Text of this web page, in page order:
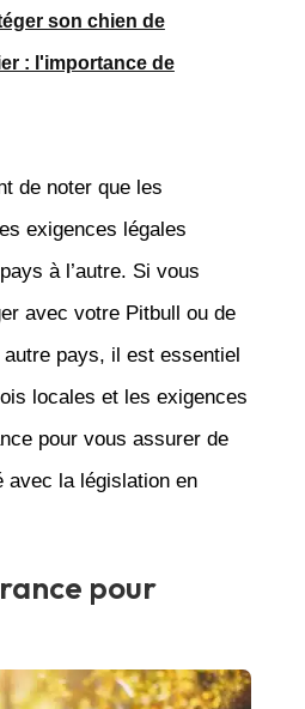
son chien de
: l'importance de
de noter que les
exigences légales
à l’autre. Si vous
avec votre Pitbull ou de
pays, il est essentiel
locales et les exigences
pour vous assurer de
avec la législation en
pour